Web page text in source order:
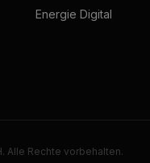
Energie Digital
Alle Rechte vorbehalten.